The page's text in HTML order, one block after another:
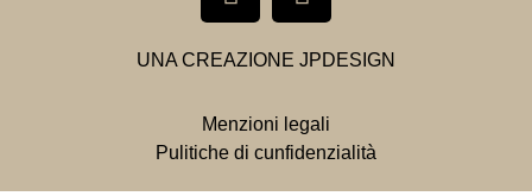
UNA CREAZIONE JPDESIGN
Menzioni legali
Pulitiche di cunfidenzialità